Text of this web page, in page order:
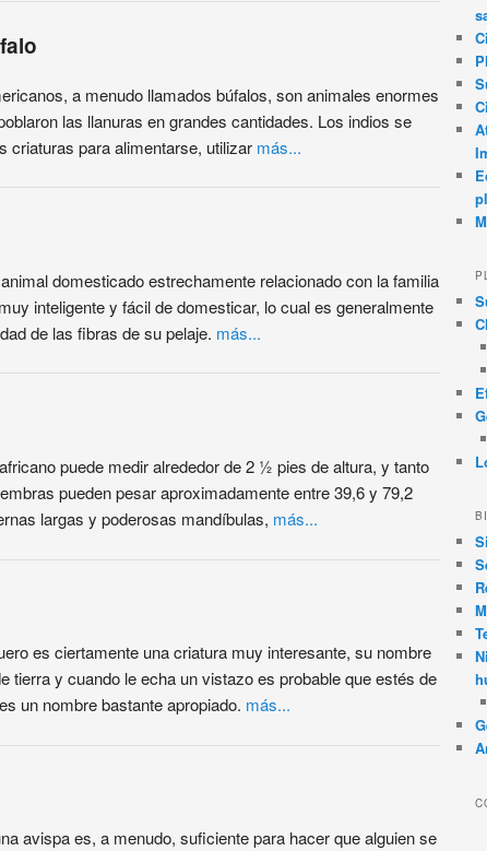
a menudo llamados búfalos, son animales enormes
las llanuras en grandes cantidades. Los indios se
criaturas para alimentarse, utilizar más...
domesticado estrechamente relacionado con la familia
inteligente y fácil de domesticar, lo cual es generalmente
de las fibras de su pelaje. más...
puede medir alrededor de 2 ½ pies de altura, y tanto
pueden pesar aproximadamente entre 39,6 y 79,2
largas y poderosas mandíbulas, más...
es ciertamente una criatura muy interesante, su nombre
tierra y cuando le echa un vistazo es probable que estés de
un nombre bastante apropiado. más...
avispa es, a menudo, suficiente para hacer que alguien se